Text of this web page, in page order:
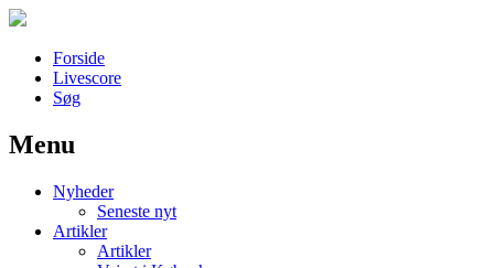
Forside
Livescore
Søg
Наши партнеры
лучшие займы
Menu
Nyheder
Seneste nyt
Artikler
Artikler